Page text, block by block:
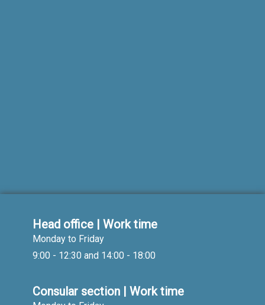
Head office | Work time
Monday to Friday
9:00 - 12:30 and 14:00 - 18:00
Consular section | Work time